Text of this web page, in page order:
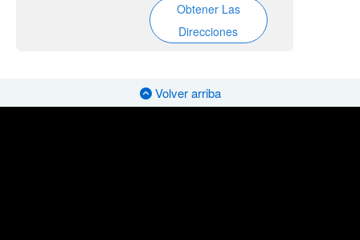
Obtener Las
Direcciones
Volver arriba